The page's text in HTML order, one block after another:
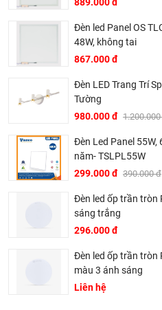
vấn, hỗ trợ kỹ thuật và bảo
Các dòng sản phẩm chính:
Đèn LED âm trần
Đèn LED ốp trần
Đèn LED tuýp
Đèn LED panel
Đèn LED nhà xưởng
Đèn LED đường phố
Đèn led trang trí.
Với những ưu điểm vượt trội,
dùng trong nhiều công trình,
889.000 đ
Đèn led Panel OS
48W, không tai
867.000 đ
Đèn LED Trang Trí
Tường
980.000 đ
Đèn Led Panel 55W,
năm- TSLPL55W
299.000 đ 390.000 đ
Đèn led ốp trần tròn
sáng trắng
296.000 đ
Đèn led ốp trần tròn
màu 3 ánh sáng
Liên hệ